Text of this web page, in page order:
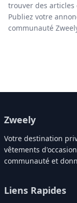
trouver des articles
Publiez votre
communauté
Zweely
Votre destination
vêtements
communauté et
Liens Rapides